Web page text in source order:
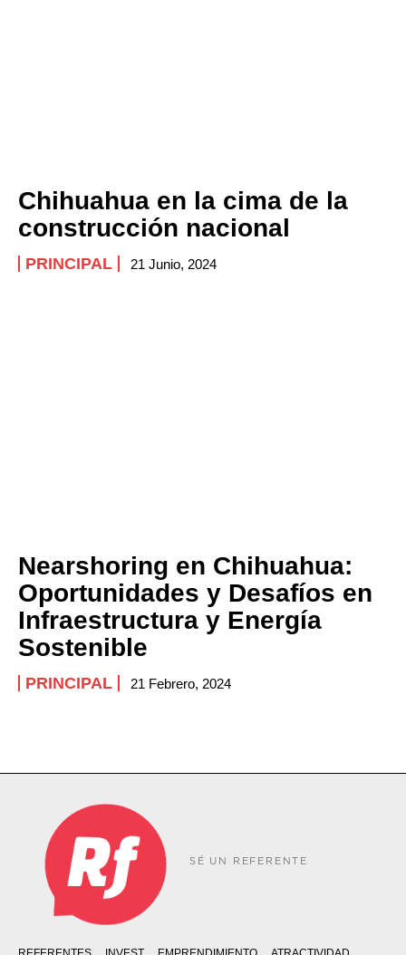
Chihuahua en la cima de la
construcción nacional
PRINCIPAL 21 Junio, 2024
Nearshoring en Chihuahua:
Oportunidades y Desafíos en
Infraestructura y Energía
Sostenible
PRINCIPAL 21 Febrero, 2024
SÉ UN REFERENTE